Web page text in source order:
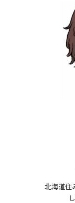
北海道住